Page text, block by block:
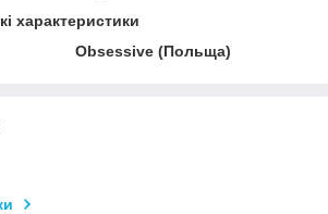
характеристики
Obsessive (Польща)